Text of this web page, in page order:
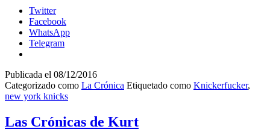
Twitter
Facebook
WhatsApp
Telegram
Publicada el 08/12/2016
Categorizado como La Crónica Etiquetado como Knickerfucker,
new york knicks
Las Crónicas de Kurt